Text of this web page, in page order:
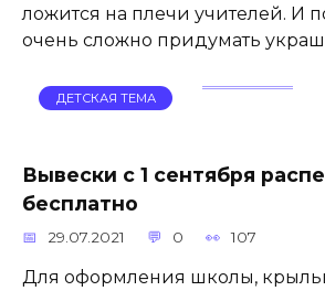
ложится на плечи учителей. И
очень сложно придумать
ДЕТСКАЯ ТЕМА
Вывески с 1 сентября
бесплатно
29.07.2021 0 107
Для оформления школы,